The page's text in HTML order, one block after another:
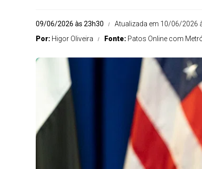
09/06/2026 às 23h30
Atualizada em 10/06/2026
Por: Higor Oliveira Fonte: Patos Online com